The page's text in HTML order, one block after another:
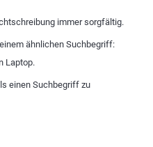
immer sorgfältig.
ähnlichen Suchbegriff:
Laptop.
einen Suchbegriff zu